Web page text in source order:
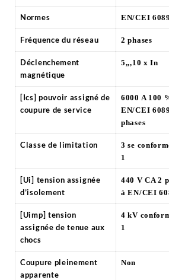
Normes EN/CEI
Fréquence du réseau 2 phases
Déclenchement
magnétique
5,,,10 x In
[Ics] pouvoir assigné de
coupure de service
6000 A 100
EN/CEI
phases
Classe de limitation
3 se
1
[Ui] tension assignée
d’isolement
440 V CA 2
à EN/CEI
[Uimp] tension
assignée de tenue aux
chocs
4 kV
1
Coupure pleinement
apparente
Non